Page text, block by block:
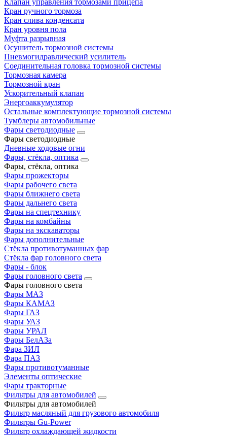
Клапан управления тормозами прицепа
Кран ручного тормоза
Кран слива конденсата
Кран уровня пола
Муфта разрывная
Осушитель тормозной системы
Пневмогидравлический усилитель
Соединительная головка тормозной системы
Тормозная камера
Тормозной кран
Ускорительный клапан
Энергоаккумулятор
Остальные комплектующие тормозной системы
Тумблеры автомобильные
Фары светодиодные
Фары светодиодные
Дневные ходовые огни
Фары, стёкла, оптика
Фары, стёкла, оптика
Фары прожекторы
Фары рабочего света
Фары ближнего света
Фары дальнего света
Фары на спецтехнику
Фары на комбайны
Фары на экскаваторы
Фары дополнительные
Стёкла противотуманных фар
Стёкла фар головного света
Фары - блок
Фары головного света
Фары головного света
Фары МАЗ
Фары КАМАЗ
Фары ГАЗ
Фары УАЗ
Фары УРАЛ
Фары БелАЗа
Фара ЗИЛ
Фара ПАЗ
Фары противотуманные
Элементы оптические
Фары тракторные
Фильтры для автомобилей
Фильтры для автомобилей
Фильтр масляный для грузового автомобиля
Фильтры Gu-Power
Фильтр охлаждающей жидкости